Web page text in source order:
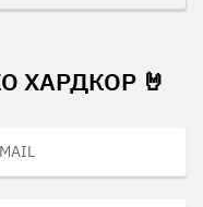
ХАРДКОР 🤘